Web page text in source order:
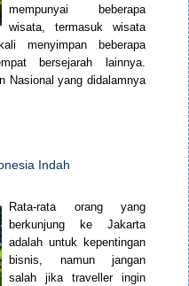
mempunyai beberapa
wisata, termasuk wisata
menyimpan beberapa
bersejarah lainnya.
Nasional yang didalamnya
Indah
Rata-rata orang yang
berkunjung ke Jakarta
adalah untuk kepentingan
bisnis, namun jangan
salah jika traveller ingin